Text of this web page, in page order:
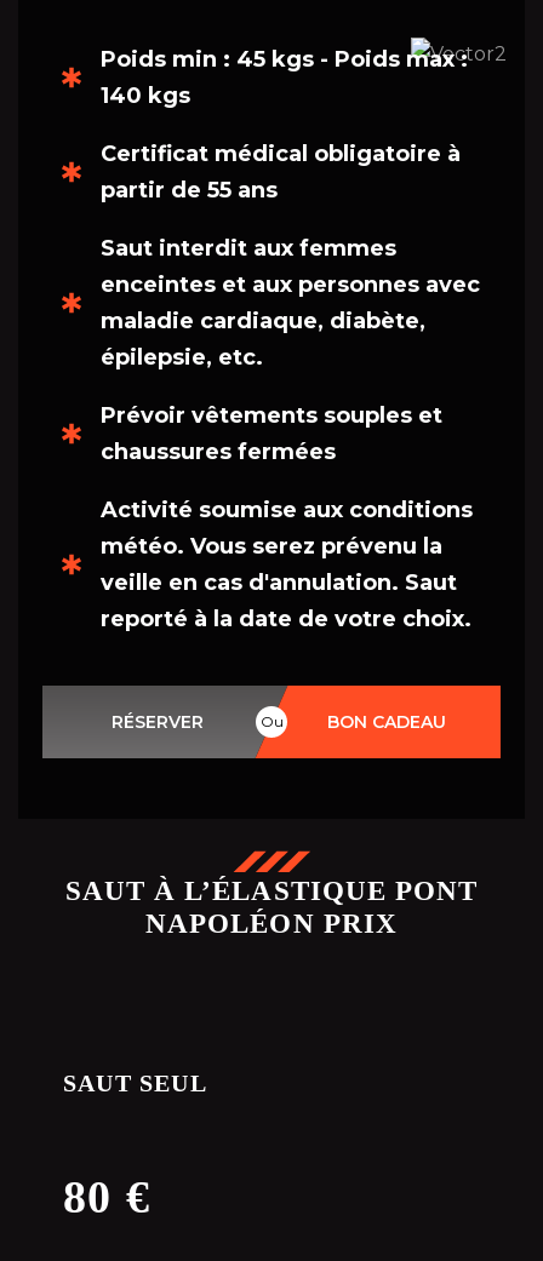
Poids min : 45 kgs - Poids max :
140 kgs
Certificat médical obligatoire à
partir de 55 ans
Saut interdit aux femmes
enceintes et aux personnes avec
maladie cardiaque, diabète,
épilepsie, etc.
Prévoir vêtements souples et
chaussures fermées
Activité soumise aux conditions
météo. Vous serez prévenu la
veille en cas d'annulation. Saut
reporté à la date de votre choix.
RÉSERVER BON CADEAU
Ou
SAUT À L’ÉLASTIQUE PONT
NAPOLÉON PRIX
SAUT SEUL
80 €